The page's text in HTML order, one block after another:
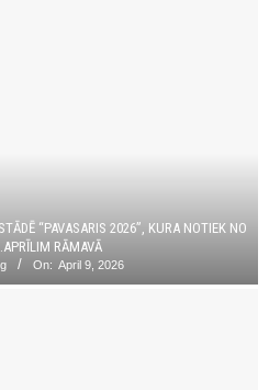
“PAVASARIS 2026”, KURA NOTIEK NO
RĀMAVĀ
On: April 9, 2026